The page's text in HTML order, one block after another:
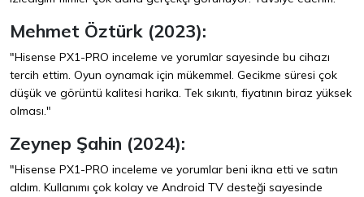
Mehmet Öztürk (2023):
"Hisense PX1-PRO inceleme ve yorumlar sayesinde bu cihazı
tercih ettim. Oyun oynamak için mükemmel. Gecikme süresi çok
düşük ve görüntü kalitesi harika. Tek sıkıntı, fiyatının biraz yüksek
olması."
Zeynep Şahin (2024):
"Hisense PX1-PRO inceleme ve yorumlar beni ikna etti ve satın
aldım. Kullanımı çok kolay ve Android TV desteği sayesinde